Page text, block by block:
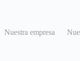
Nuestra empresa